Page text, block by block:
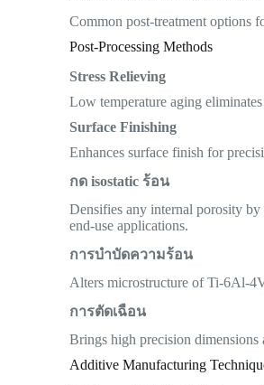
Common post-treatment options
Post-Processing Methods
Stress Relieving
Low temperature aging
Surface Finishing
Enhances surface finish for
กด isostatic ร้อน
Densifies any internal porosity by
end-use applications.
การบำบัดความร้อน
Alters microstructure of Ti-6Al-
การตัดเฉือน
Brings high precision dimensions
Additive Manufacturing